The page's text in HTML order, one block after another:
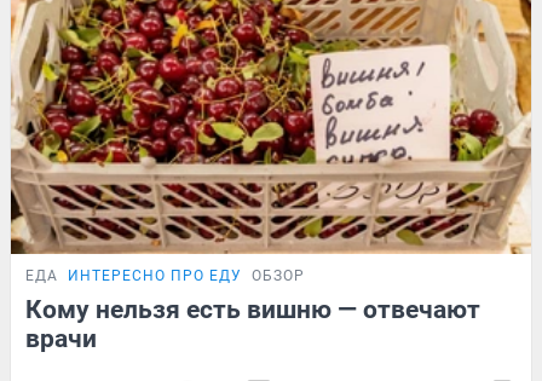
ЕДА ИНТЕРЕСНО ПРО ЕДУ ОБЗОР
Кому нельзя есть вишню — отвечают
врачи